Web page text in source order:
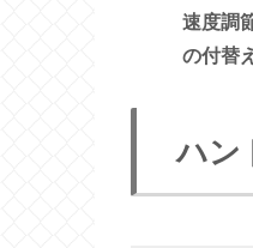
速度調
の付替え
ハン